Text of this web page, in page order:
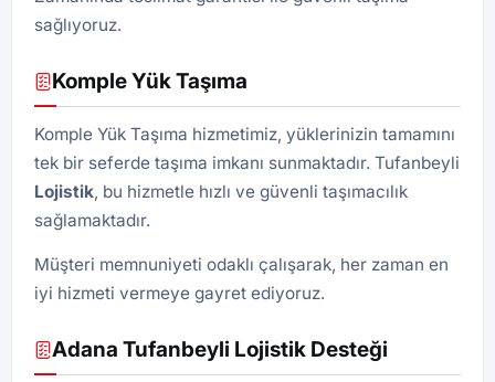
sağlıyoruz.
Komple Yük Taşıma
Komple Yük Taşıma hizmetimiz, yüklerinizin tamamını
tek bir seferde taşıma imkanı sunmaktadır. Tufanbeyli
Lojistik, bu hizmetle hızlı ve güvenli taşımacılık
sağlamaktadır.
Müşteri memnuniyeti odaklı çalışarak, her zaman en
iyi hizmeti vermeye gayret ediyoruz.
Adana Tufanbeyli Lojistik Desteği